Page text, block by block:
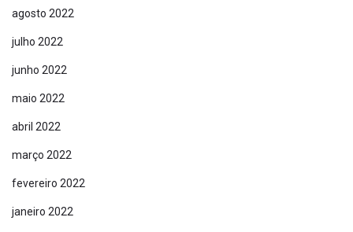
agosto 2022
julho 2022
junho 2022
maio 2022
abril 2022
março 2022
fevereiro 2022
janeiro 2022